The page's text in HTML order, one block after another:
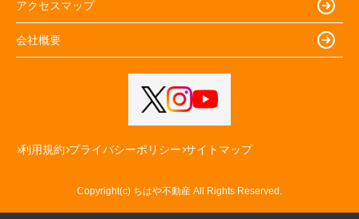
アクセスマップ
会社概要
利用規約 プライバシーポリシー サイトマップ
Copyright(c) ちはや不動産 All Rights Reserved.